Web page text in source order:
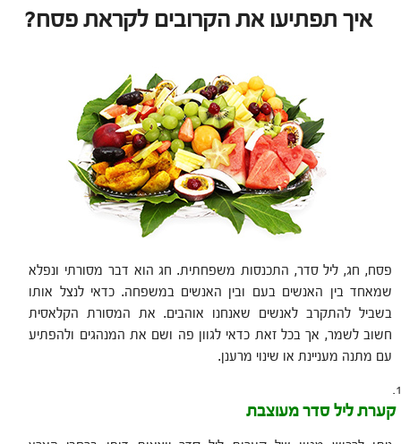
איך תפתיעו את הקרובים לקראת פסח?
פסח, חג, ליל סדר, התכנסות משפחתית. חג הוא דבר מסורתי ונפלא
שמאחד בין האנשים בעם ובין האנשים במשפחה. כדאי לנצל אותו
בשביל להתקרב לאנשים שאנחנו אוהבים. את המסורת הקלאסית
חשוב לשמר, אך בכל זאת כדאי לגוון פה ושם את המנהגים ולהפתיע
עם מתנה מעניינת או שינוי מרענן.
קערת ליל סדר מעוצבת